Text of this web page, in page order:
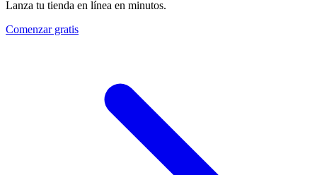
Lanza tu tienda en línea en minutos.
Comenzar gratis